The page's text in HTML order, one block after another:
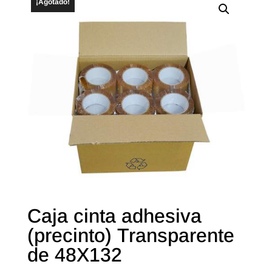
¡Agotado!
Caja cinta adhesiva
(precinto) Transparente
de 48X132